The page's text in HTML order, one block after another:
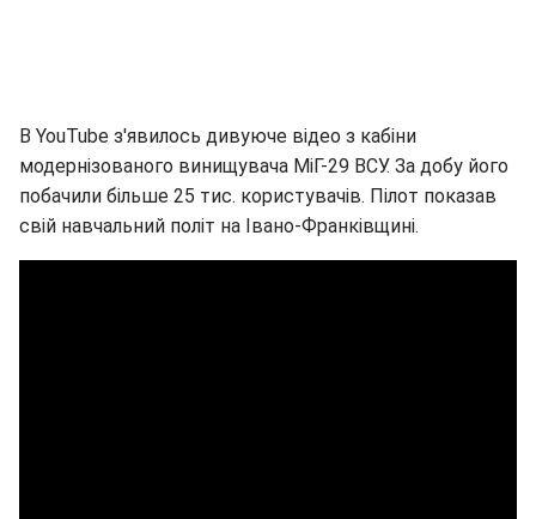
В YouTube з'явилось дивуюче відео з кабіни
модернізованого винищувача МіГ-29 ВСУ. За добу його
побачили більше 25 тис. користувачів. Пілот показав
свій навчальний політ на Івано-Франківщині.